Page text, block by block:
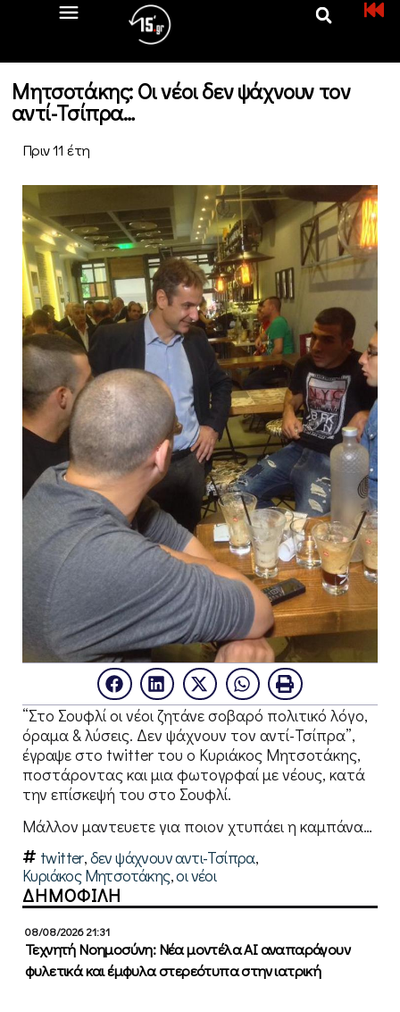
Μητσοτάκης: Οι νέοι δεν ψάχνουν τον
αντί-Τσίπρα…
Πριν 11 έτη
“Στο Σουφλί οι νέοι ζητάνε σοβαρό πολιτικό λόγο,
όραμα & λύσεις. Δεν ψάχνουν τον αντί-Τσίπρα”,
έγραψε στο twitter του ο Κυριάκος Μητσοτάκης,
ποστάροντας και μια φωτογρφαί με νέους, κατά
την επίσκεψή του στο Σουφλί.
Μάλλον μαντευετε για ποιον χτυπάει η καμπάνα…
twitter,δεν ψάχνουν αντι-Τσίπρα,
Κυριάκος Μητσοτάκης,οι νέοι
ΔΗΜΟΦΙΛΗ
08/08/2026 21:31
Τεχνητή Νοημοσύνη: Νέα μοντέλα ΑΙ αναπαράγουν
φυλετικά και έμφυλα στερεότυπα στην ιατρική